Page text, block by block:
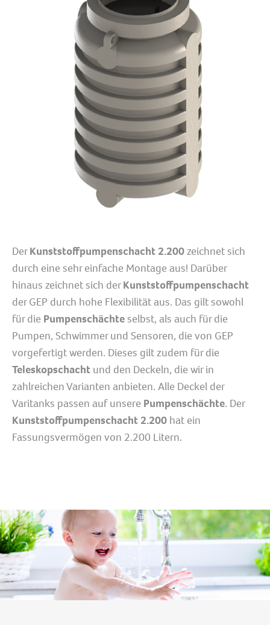
DerKunststoffpumpenschacht 2.200zeichnet sich
durch eine sehr einfache Montage aus! Darüber
hinaus zeichnet sich derKunststoffpumpenschacht
der GEP durch hohe Flexibilität aus. Das gilt sowohl
für die Pumpenschächteselbst, als auch für die
Pumpen, Schwimmer und Sensoren, die von GEP
vorgefertigt werden. Dieses gilt zudem für die
Teleskopschacht und den Deckeln, die wir in
zahlreichen Varianten anbieten. Alle Deckel der
Varitanks passen auf unsere Pumpenschächte. Der
Kunststoffpumpenschacht 2.200 hat ein
Fassungsvermögen von 2.200 Litern.